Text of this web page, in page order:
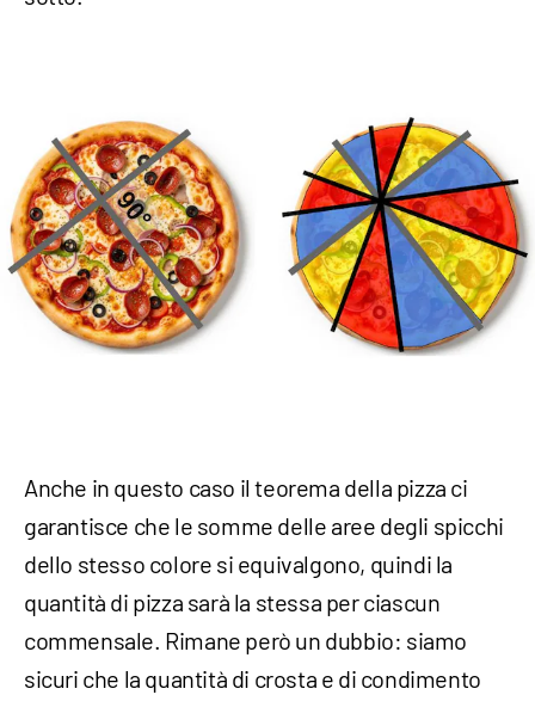
Anche in questo caso il teorema della pizza ci
garantisce che le somme delle aree degli spicchi
dello stesso colore si equivalgono, quindi la
quantità di pizza sarà la stessa per ciascun
commensale. Rimane però un dubbio: siamo
sicuri che la quantità di crosta e di condimento